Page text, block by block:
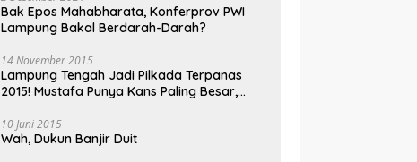
Bak Epos Mahabharata, Konferprov PWI
Lampung Bakal Berdarah-Darah?
14 November 2015
Lampung Tengah Jadi Pilkada Terpanas
2015! Mustafa Punya Kans Paling Besar,
10 Juni 2015
Wah, Dukun Banjir Duit